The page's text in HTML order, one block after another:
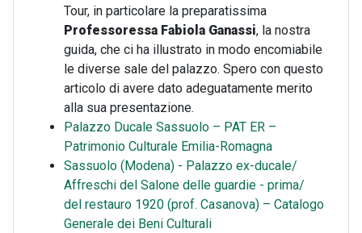
Tour, in particolare la preparatissima
Professoressa Fabiola Ganassi, la nostra
guida, che ci ha illustrato in modo encomiabile
le diverse sale del palazzo. Spero con questo
articolo di avere dato adeguatamente merito
alla sua presentazione.
Palazzo Ducale Sassuolo – PAT ER –
Patrimonio Culturale Emilia-Romagna
Sassuolo (Modena) - Palazzo ex-ducale/
Affreschi del Salone delle guardie - prima/
del restauro 1920 (prof. Casanova) – Catalogo
Generale dei Beni Culturali